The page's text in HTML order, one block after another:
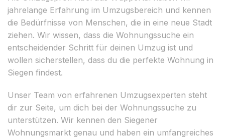
jahrelange Erfahrung im Umzugsbereich und kennen
die Bedürfnisse von Menschen, die in eine neue Stadt
ziehen. Wir wissen, dass die Wohnungssuche ein
entscheidender Schritt für deinen Umzug ist und
wollen sicherstellen, dass du die perfekte Wohnung in
Siegen findest.
Unser Team von erfahrenen Umzugsexperten steht
dir zur Seite, um dich bei der Wohnungssuche zu
unterstützen. Wir kennen den Siegener
Wohnungsmarkt genau und haben ein umfangreiches